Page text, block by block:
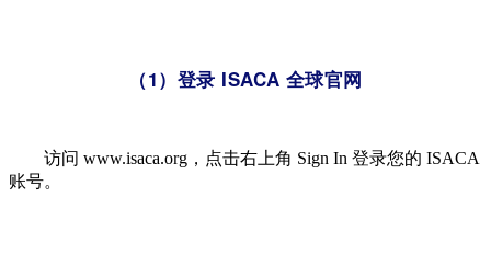
（1）登录 ISACA 全球官网
访问 www.isaca.org，点击右上角 Sign In​ 登录您的 ISACA
账号。